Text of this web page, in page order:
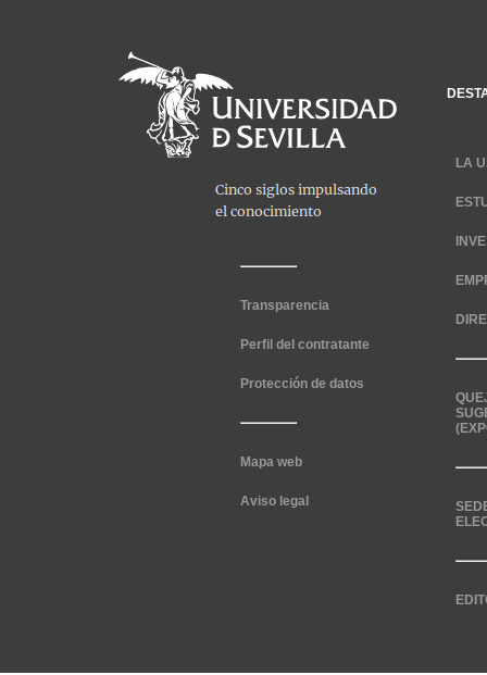
Transparencia
Perfil del contratante
Protección de datos
Mapa web
Aviso legal
LA